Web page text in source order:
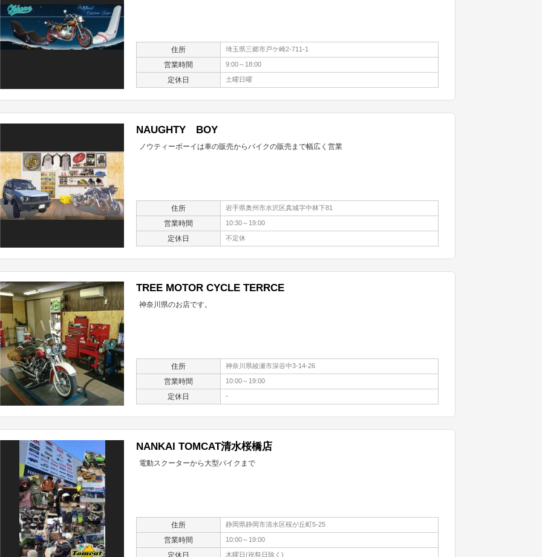
住所 埼玉県三郷市戸ケ崎2-711-1
営業時間 9:00～18:00
定休日 土曜日曜
NAUGHTY BOY
ノウティーボーイは車の販売からバイクの販売まで幅広く営業
住所 岩手県奥州市水沢区真城字中林下81
営業時間 10:30～19:00
定休日 不定休
TREE MOTOR CYCLE TERRCE
神奈川県のお店です。
住所 神奈川県綾瀬市深谷中3-14-26
営業時間 10:00～19:00
定休日 -
NANKAI TOMCAT清水桜橋店
電動スクーターから大型バイクまで
住所 静岡県静岡市清水区桜が丘町5-25
営業時間 10:00～19:00
定休日 木曜日(祝祭日除く)